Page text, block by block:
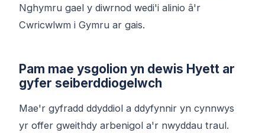
Nghymru gael y diwrnod wedi'i alinio â'r
Cwricwlwm i Gymru ar gais.
Pam mae ysgolion yn dewis Hyett ar
gyfer seiberddiogelwch
Mae'r gyfradd ddyddiol a ddyfynnir yn cynnwys
yr offer gweithdy arbenigol a'r nwyddau traul.